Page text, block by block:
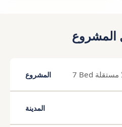
المشروع
المشروع
المدينة